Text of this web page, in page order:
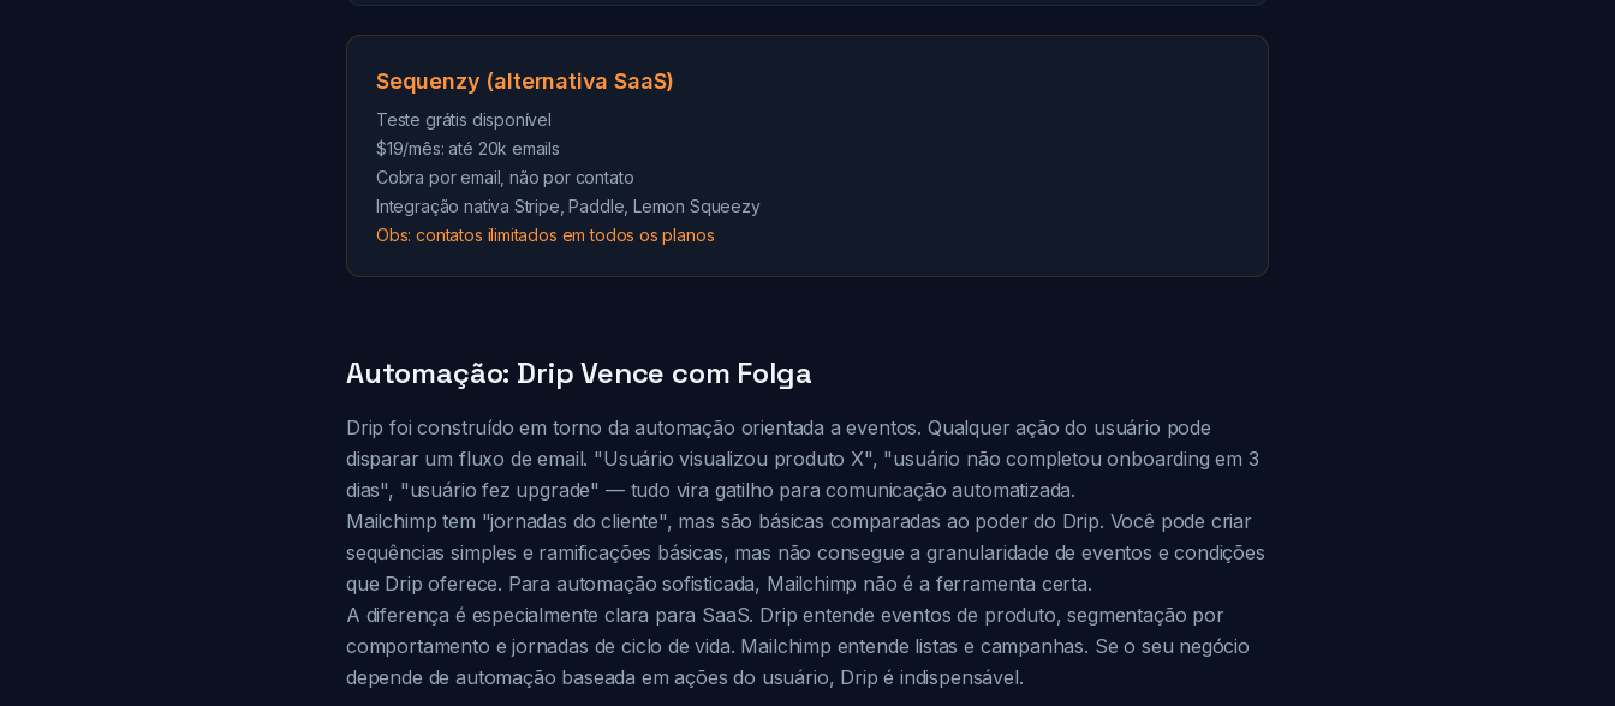
Sequenzy (alternativa SaaS)
Teste grátis disponível
$19/mês: até 20k emails
Cobra por email, não por contato
Integração nativa Stripe, Paddle, Lemon Squeezy
Obs: contatos ilimitados em todos os planos
Automação: Drip Vence com Folga
Drip foi construído em torno da automação orientada a eventos. Qualquer ação do usuário pode
disparar um fluxo de email. "Usuário visualizou produto X", "usuário não completou onboarding em 3
dias", "usuário fez upgrade" — tudo vira gatilho para comunicação automatizada.
Mailchimp tem "jornadas do cliente", mas são básicas comparadas ao poder do Drip. Você pode criar
sequências simples e ramificações básicas, mas não consegue a granularidade de eventos e condições
que Drip oferece. Para automação sofisticada, Mailchimp não é a ferramenta certa.
A diferença é especialmente clara para SaaS. Drip entende eventos de produto, segmentação por
comportamento e jornadas de ciclo de vida. Mailchimp entende listas e campanhas. Se o seu negócio
depende de automação baseada em ações do usuário, Drip é indispensável.